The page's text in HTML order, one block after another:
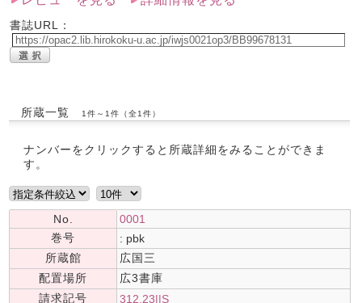
書誌URL：
所蔵一覧 1件～1件（全1件）
ナンバーをクリックすると所蔵詳細をみることができま
す。
No.
0001
巻号
: pbk
所蔵館
広国三
配置場所
広3書庫
請求記号
312.23||S